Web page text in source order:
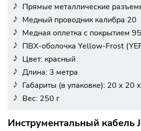
Прямые металлические
Медный проводник калибра 20
Медная оплетка с покрытием
ПВХ-оболочка Yellow-Frost
Цвет: красный
Длина: 3 метра
Габариты (в упаковке): 20 х 20
Вес: 250 г
Инструментальный кабель